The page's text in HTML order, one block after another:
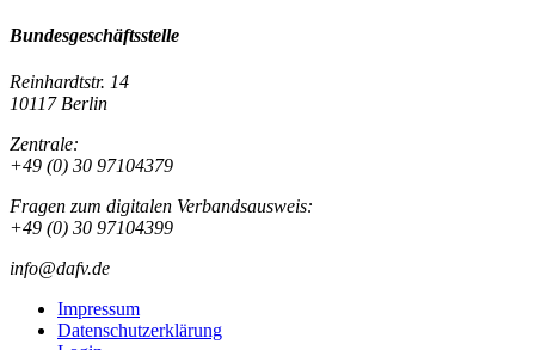
Bundesgeschäftsstelle
Reinhardtstr. 14
10117 Berlin
Zentrale:
+49 (0) 30 97104379
Fragen zum digitalen Verbandsausweis:
+49 (0) 30 97104399
info@dafv.de
Impressum
Datenschutzerklärung